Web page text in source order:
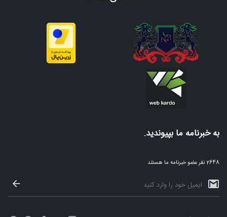
به خبرنامه ما بپیوندید.
2648 نفر عضو خبرنامه ما هستند